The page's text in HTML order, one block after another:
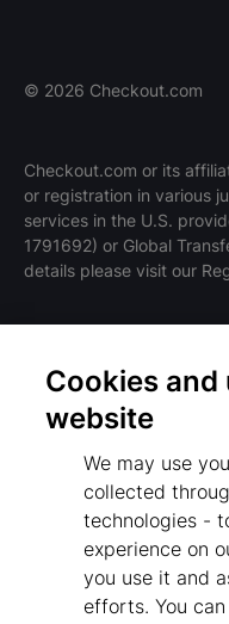
职位在招 HIRING
© 2026 Checkout.com
Checkout.com or its
or registration in various
services in the U.S.
1791692) or Global
details please visit our
条款和政策
隐私政策
监管机构
Cookies Settings
免责声明
反现代奴隶制声明
Cookies and
website
We may use
collected
technologies -
experience on
you use it and
efforts. You